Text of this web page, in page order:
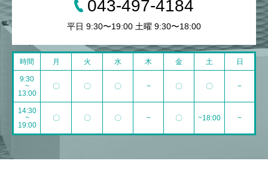
043-497-4184
平日 9:30〜19:00 土曜 9:30〜18:00
時間 月 火 水 木 金 土 日
9:30
~
13:00
〇 〇 〇 − 〇 〇 −
14:30
~
19:00
〇 〇 〇 − 〇 ~18:00 −